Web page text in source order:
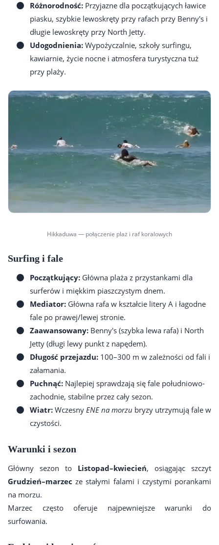
Różnorodność: Przyjazne dla początkujących ławice
piasku, szybkie lewoskręty przy rafach przy Benny's i
długie lewoskręty przy North Jetty.
Udogodnienia: Wypożyczalnie, szkoły surfingu,
kawiarnie, życie nocne i atmosfera turystyczna tuż
przy plaży.
Hikkaduwa — połączenie plaż i raf koralowych
Surfing i fale
Początkujący: Główna plaża z przystankami dla
surferów i miękkim piaszczystym dnem.
Mediator: Główna rafa w kształcie litery A i łagodne
fale po prawej/lewej stronie.
Zaawansowany: Benny's (szybka lewa rafa) i North
Jetty (długi lewy punkt z napędem).
Długość przejazdu: 100–300 m w zależności od fali i
załamania.
Puchnąć: Najlepiej sprawdzają się fale południowo-
zachodnie, stabilne przez cały sezon.
Wiatr: Wczesny ENE na morzu bryzy utrzymują fale w
czystości.
Warunki i sezon
Główny sezon to Listopad–kwiecień, osiągając szczyt
Grudzień–marzec ze stałymi falami i czystymi porankami
na morzu.
Marzec często oferuje najpewniejsze warunki do
surfowania.